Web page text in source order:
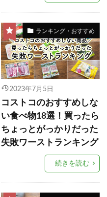
ランキング・おすすめ
2023年7月5日
コストコのおすすめしな
い食べ物18選！買ったら
ちょっとがっかりだった
失敗ワーストランキング
続きを読む